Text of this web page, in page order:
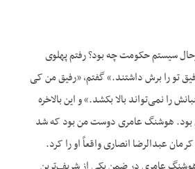
سیستم حکومت چه بود؟ رفتم پهلوی
تو را برش داشتند.» گفتم، «رفیق من کی
را نمی‌تواند بالا بکشد.» و این بالاخره
هوشنگ عامری دوست من بود که شد
عبدالرضا انصاری واقعاً او را کرد.